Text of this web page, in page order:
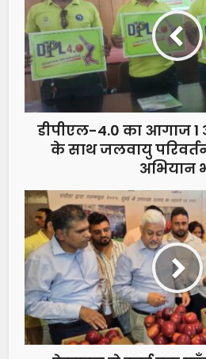
डीपीएल-4.0 का आगाज 1
के साथ जलवायु
अभियान